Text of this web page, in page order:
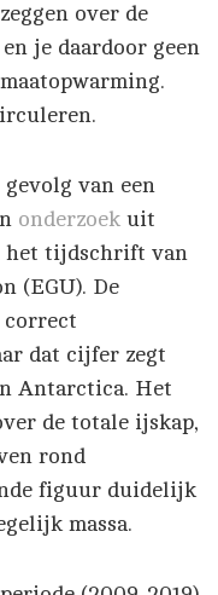
over de
je daardoor geen
van een
onderzoek uit
het tijdschrift van
(EGU). De
correct
dat cijfer zegt
Antarctica. Het
de totale ijskap,
rond
figuur duidelijk
massa.